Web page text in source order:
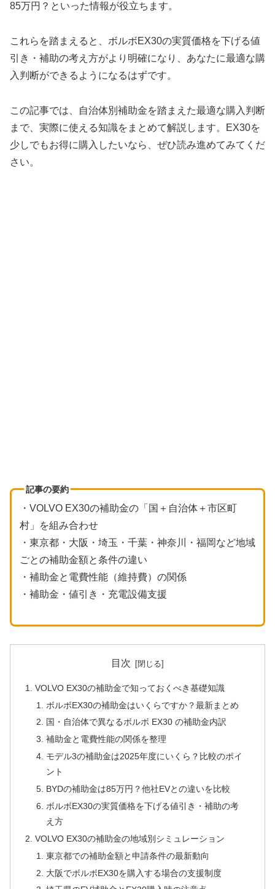
85万円？といった情報が役立ちます。
これらを踏まえると、ボルボEX30の実質価格を下げる値
引き・補助の考え方がより明確になり、あなたに最適な購
入判断ができるようになるはずです。
この記事では、自治体別補助金を踏まえた最適な購入判断
まで、実際に使える知識をまとめて解説します。EX30を
少しでもお得に購入したいなら、ぜひ読み進めてみてくだ
さい。
記事の要約
・VOLVO EX30の補助金の「国＋自治体＋市区町
村」を組み合わせ
・東京都・大阪・埼玉・千葉・神奈川・福岡など地域
ごとの補助金額と条件の違い
・補助金と電費性能（維持費）の関係
・補助金・値引き・充電設備支援
目次
VOLVO EX30の補助金で知っておくべき基礎知識
ボルボEX30の補助金はいくらですか？最新まとめ
国・自治体で異なるボルボ EX30 の補助金内訳
補助金と電費性能の関係を整理
モデル3の補助金は2025年度にいくら？比較のポイ
ント
BYDの補助金は85万円？他社EVとの違いを比較
ボルボEX30の実質価格を下げる値引き・補助の考
え方
VOLVO EX30の補助金の地域別シミュレーション
東京都での補助金額と申請条件の最新動向
大阪でボルボEX30を購入する場合の支援制度